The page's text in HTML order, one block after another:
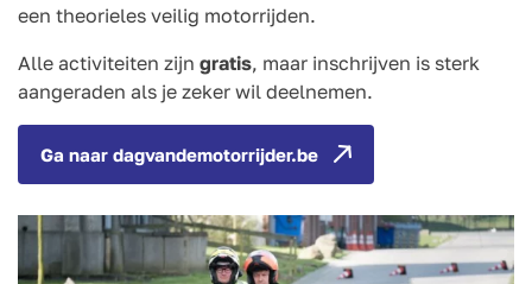
een theorieles veilig motorrijden.
Alle activiteiten zijn gratis, maar inschrijven is sterk
aangeraden als je zeker wil deelnemen.
Ga naar dagvandemotorrijder.be